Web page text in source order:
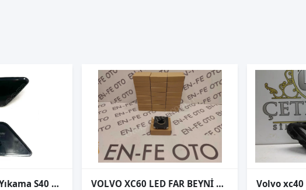
Volvo Kapak Far Yıkama S40 08-12 Sağ VOLVO XC60 LED FAR BEYNİ A2C75174902 8888254338